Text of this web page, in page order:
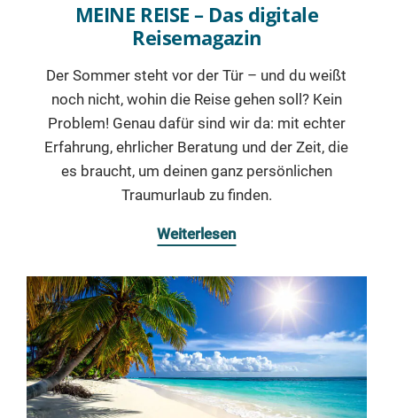
MEINE REISE – Das digitale
Reisemagazin
Der Sommer steht vor der Tür – und du weißt
noch nicht, wohin die Reise gehen soll? Kein
Problem! Genau dafür sind wir da: mit echter
Erfahrung, ehrlicher Beratung und der Zeit, die
es braucht, um deinen ganz persönlichen
Traumurlaub zu finden.
Weiterlesen